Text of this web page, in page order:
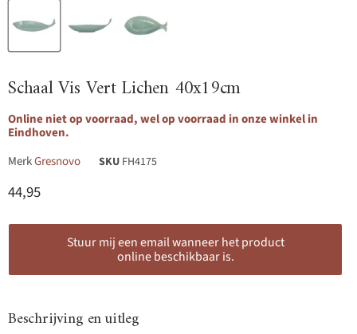
Schaal Vis Vert Lichen 40x19cm
Online niet op voorraad, wel op voorraad in onze winkel in
Eindhoven.
MerkGresnovo SKU FH4175
Huidige prijs
44,95
Stuur mij een email wanneer het product
online beschikbaar is.
Beschrijving en uitleg